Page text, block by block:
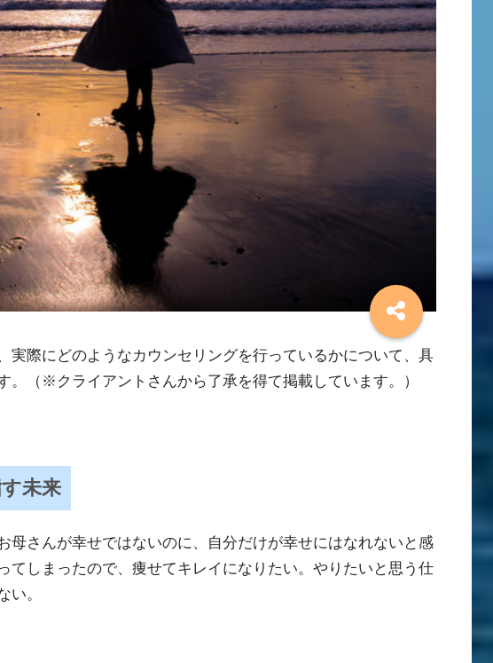
実際にどのようなカウンセリングを行っているかについて、具
。（※クライアントさんから了承を得て掲載しています。）
未来
母さんが幸せではないのに、自分だけが幸せにはなれないと感
てしまったので、痩せてキレイになりたい。やりたいと思う仕
い。